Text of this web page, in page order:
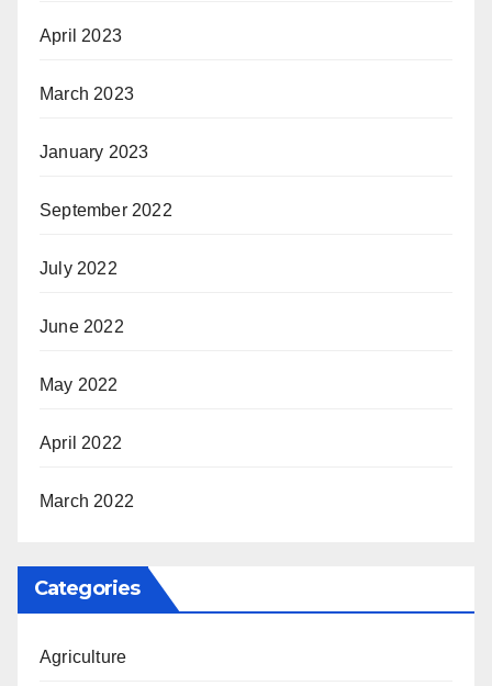
April 2023
March 2023
January 2023
September 2022
July 2022
June 2022
May 2022
April 2022
March 2022
Categories
Agriculture